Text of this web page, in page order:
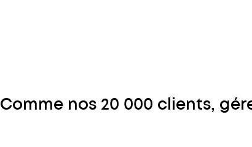
Comme nos 20 000 clients,